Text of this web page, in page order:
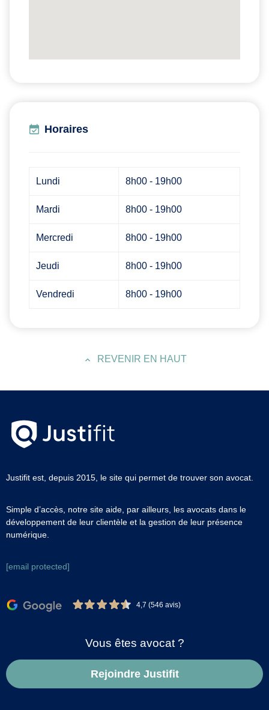
Horaires
Lundi 8h00 - 19h00
Mardi 8h00 - 19h00
Mercredi 8h00 - 19h00
Jeudi 8h00 - 19h00
Vendredi 8h00 - 19h00
REVENIR EN HAUT
Justifit est, depuis 2015, le site qui permet de trouver son avocat.
Simple d’accès, notre site aide, par ailleurs, les avocats dans le
développement de leur clientèle et la gestion de leur présence
numérique.
[email protected]
4,7 (546 avis)
Vous êtes avocat ?
Rejoindre Justifit